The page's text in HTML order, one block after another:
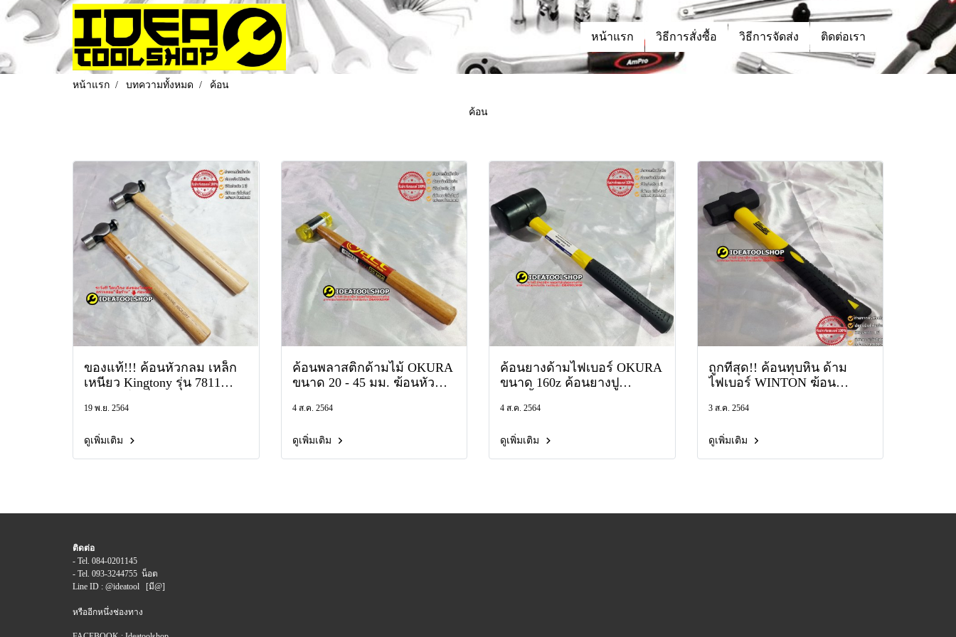
หน้าแรก วิธีการสั่งซื้อ วิธีการจัดส่ง ติดต่อเรา
หน้าแรก บทความทั้งหมด ค้อน
ค้อน
ของแท้!!! ค้อนหัวกลม เหล็ก
เหนียว Kingtony รุ่น 7811
ตะปู คอนปอนด์ 0.5 1 1.5 2
19 พ.ย. 2564
ดูเพิ่มเติม
ค้อนพลาสติกด้ามไม้ OKURA
ขนาด 20 - 45 มม. ฆ้อนหัว
เหลือง ด้ามไม้ ( CELIDOR )
4 ส.ค. 2564
ดูเพิ่มเติม
ค้อนยางด้ามไฟเบอร์ OKURA
ขนาด 160z ค้อนยางปู
ยาง ค้อนยาง ฆ้อนยาง ฆ้อน
4 ส.ค. 2564
ดูเพิ่มเติม
ถูกที่สุด!! ค้อนทุบหิน ด้าม
ไฟเบอร์ WINTON ฆ้อน
4ปอนด์ วินตั้น ฆ้อน ฆ้อนทุบ
3 ส.ค. 2564
ดูเพิ่มเติม
ติดต่อ
- Tel. 084-0201145
- Tel. 093-3244755 น็อต
Line ID : @ideatool [มี@]
หรืออีกหนึ่งช่องทาง